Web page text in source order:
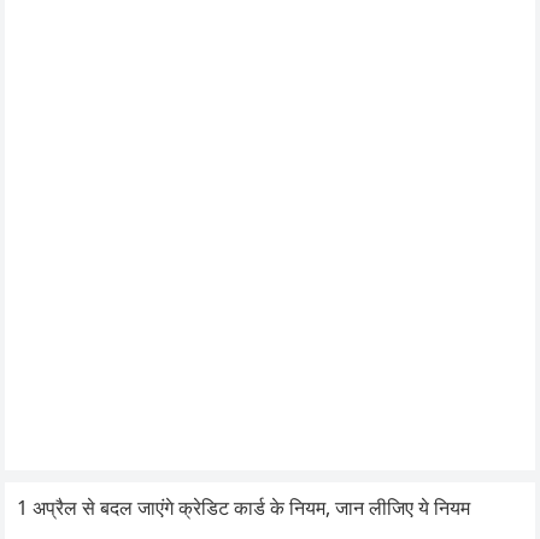
1 अप्रैल से बदल जाएंगे क्रेडिट कार्ड के नियम, जान लीजिए ये नियम